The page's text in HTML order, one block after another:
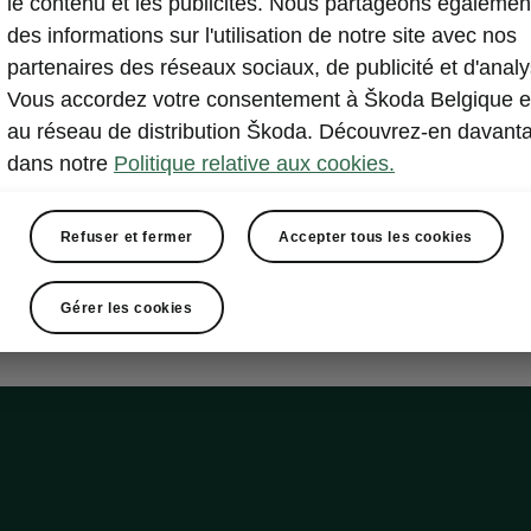
Plus
adaptative du châssis Dynamic Chassis Control Plus
progressive
Mode Select
des informations sur l'utilisation de notre site avec nos
partenaires des réseaux sociaux, de publicité et
Vous accordez votre consentement à Škoda Belgique
au réseau de distribution Škoda. Découvrez-en
dans notre Politique relative aux cookies.
Refuser et fermer Accepter tous les cookies
Gérer les cookies